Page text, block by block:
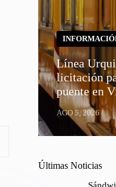
Línea
licitación
puente en
AGO 5, 2026
Últimas Noticias